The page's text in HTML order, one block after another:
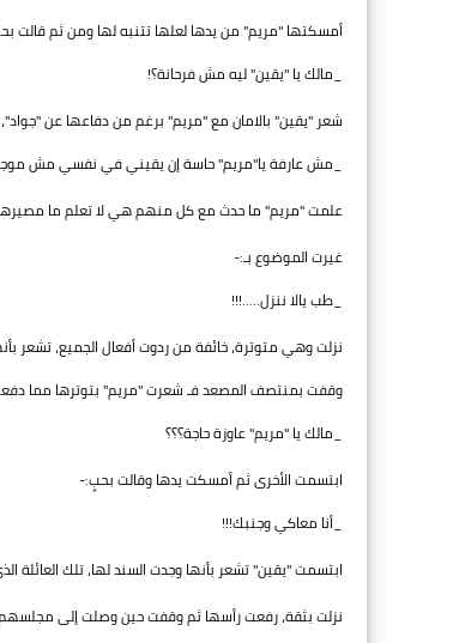
أمسكتها "مريم" من يدها لعلها تتنبه لها ومن ثم قالت
_مالك يا "يقين" ليه مش فرحانة؟!
شعر "يقين" بالامان مع "مريم" برغم من دفاعها عن
_مش عارفة يا"مريم" حاسة إن يقيني في نفسي مش
علمت "مريم" ما حدث مع كل منهم هي لا تعلم ما
غيرت الموضوع بـ:-
_طب يالا ننزل.....!!!
نزلت وهي متوترة، خائفة من ردوت أفعال الجميع، تشعر
وقفت بمنتصف المصعد فـ شعرت "مريم" بتوترها مما
_مالك يا "مريم" عاوزة حاجة؟؟؟
ابتسمت الأخرى ثم أمسكت يدها وقالت بحبٍ:-
_أنا معاكي وجنبك!!!
ابتسمت "يقين" تشعر بأنها وجدت السند لها، تلك العائلة
نزلت بثقة، رفعت رأسها ثم وقفت حين وصلت إلى